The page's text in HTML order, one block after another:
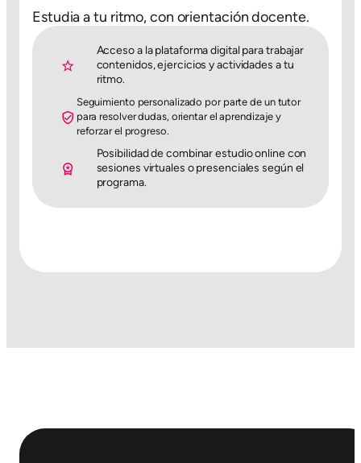
Estudia a tu ritmo, con orientación docente.
Acceso a la plataforma digital para trabajar
contenidos, ejercicios y actividades a tu
ritmo.
Seguimiento personalizado por parte de un tutor
para resolver dudas, orientar el aprendizaje y
reforzar el progreso.
Posibilidad de combinar estudio online con
sesiones virtuales o presenciales según el
programa.